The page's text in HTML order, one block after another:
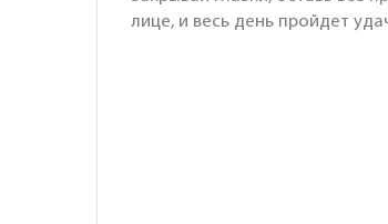
лице, и весь день пройдет